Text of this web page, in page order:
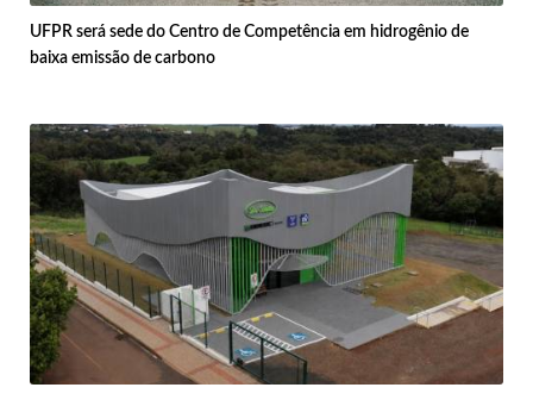
UFPR será sede do Centro de Competência em hidrogênio de
baixa emissão de carbono